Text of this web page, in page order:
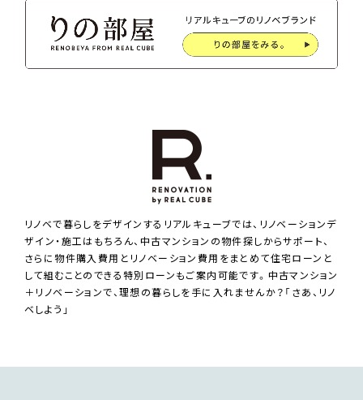
リノベで暮らしをデザインするリアルキューブでは、リノベーションデ
ザイン・施工はもちろん、中古マンションの物件探しからサポート、
さらに物件購入費用とリノベーション費用をまとめて住宅ローンと
して組むことのできる特別ローンもご案内可能です。中古マンション
＋リノベーションで、理想の暮らしを手に入れませんか？「さあ、リノ
ベしよう」